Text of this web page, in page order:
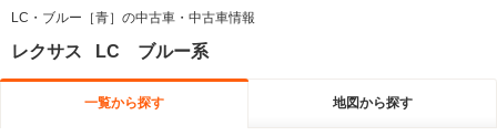
LC・ブルー［青］の中古車・中古車情報
レクサス LC ブルー系
一覧から探す 地図から探す